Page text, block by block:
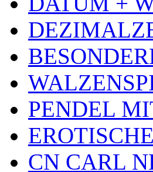
PENDEL
CN CARL